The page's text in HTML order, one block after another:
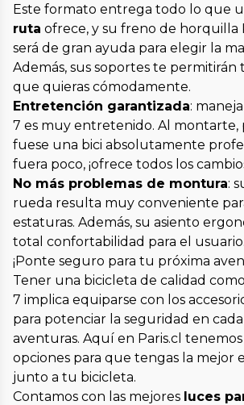
Este formato entrega todo lo que
ruta ofrece, y su freno de horquilla
será de gran ayuda para elegir la
Además, sus soportes te permitirán
que quieras cómodamente.
Entretención garantizada:
7 es muy entretenido. Al montarte,
fuese una bici absolutamente
fuera poco, ¡ofrece todos los
No más problemas de montura:
rueda resulta muy conveniente
estaturas. Además, su asiento
total confortabilidad para el usuario.
¡Ponte seguro para tu próxima
Tener una bicicleta de calidad
7 implica equiparse con los
para potenciar la seguridad en
aventuras. Aquí en Paris.cl
opciones para que tengas la mejor
junto a tu bicicleta.
Contamos con las mejores luces